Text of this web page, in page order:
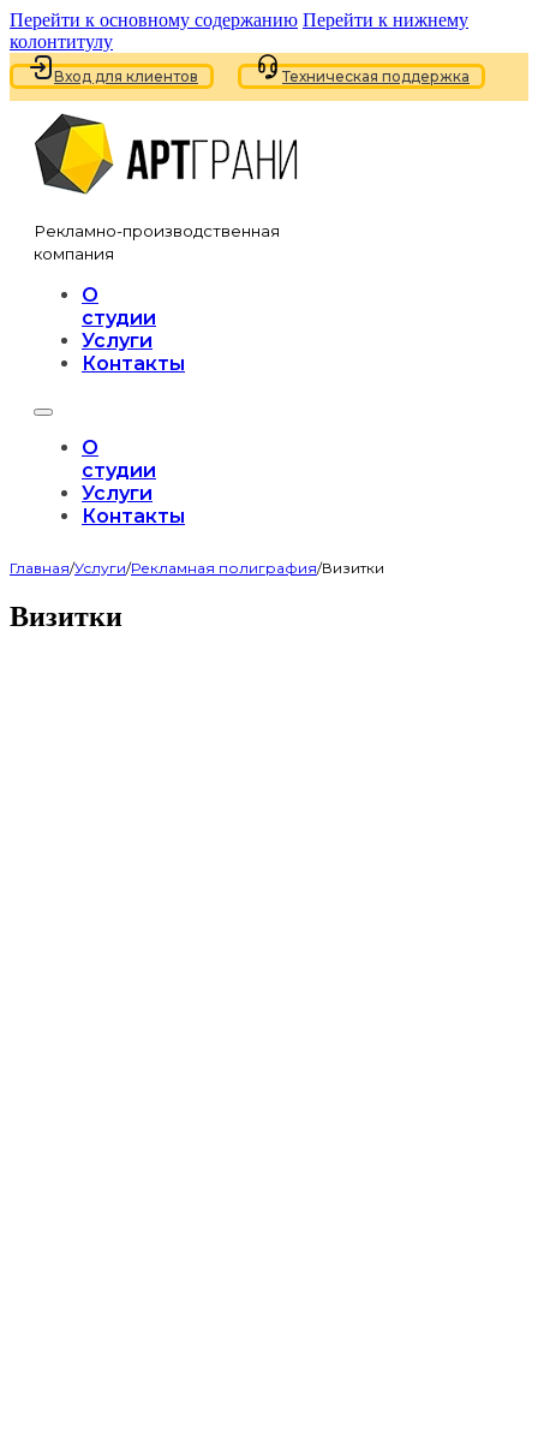
Перейти к основному содержанию Перейти к нижнему
колонтитулу
Вход для клиентов Техническая поддержка
Рекламно-производственная
компания
О
студии
Услуги
Контакты
О
студии
Услуги
Контакты
Главная/Услуги/Рекламная полиграфия/Визитки
Визитки